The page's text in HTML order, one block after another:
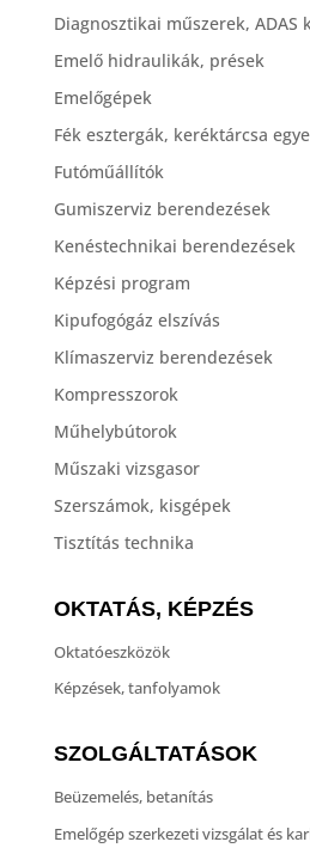
Diagnosztikai műszerek, ADAS
Emelő hidraulikák, prések
Emelőgépek
Fék esztergák, keréktárcsa
Futóműállítók
Gumiszerviz berendezések
Kenéstechnikai berendezések
Képzési program
Kipufogógáz elszívás
Klímaszerviz berendezések
Kompresszorok
Műhelybútorok
Műszaki vizsgasor
Szerszámok, kisgépek
Tisztítás technika
OKTATÁS, KÉPZÉS
Oktatóeszközök
Képzések, tanfolyamok
SZOLGÁLTATÁSOK
Beüzemelés, betanítás
Emelőgép szerkezeti vizsgálat és